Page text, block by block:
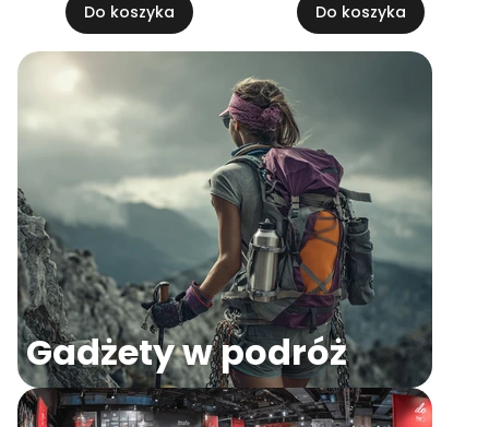
Do koszyka Do koszyka
Gadżety w podróż